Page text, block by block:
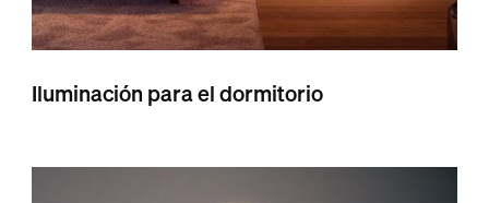
Iluminación para el dormitorio